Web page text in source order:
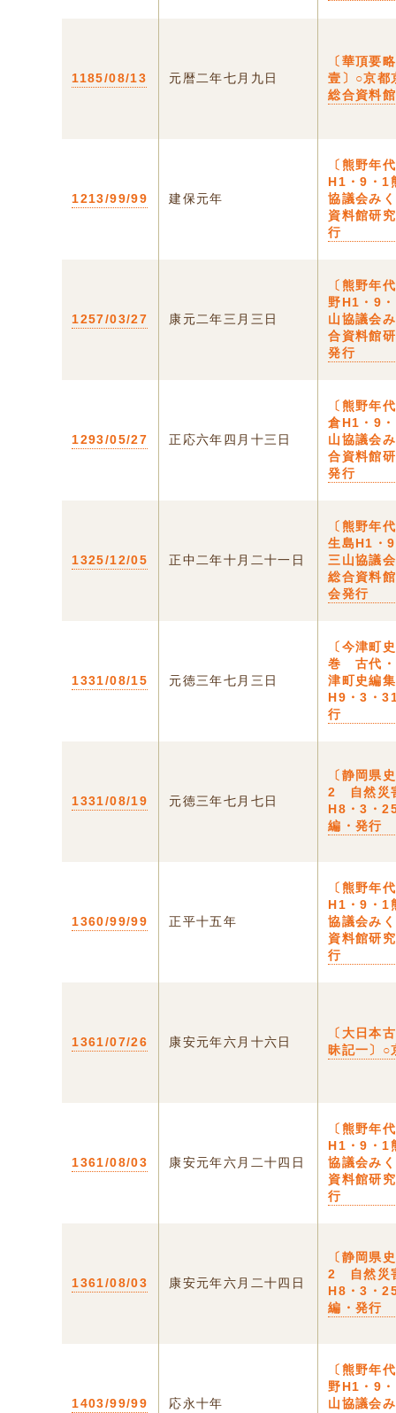
1185/08/13 元暦二年七月九日
〔華頂要
壹〕○京都
総合資料
1213/99/99 建保元年
〔熊野年
H1・9・1
協議会み
資料館研
行
1257/03/27 康元二年三月三日
〔熊野年
野H1・9
山協議会
合資料館
発行
1293/05/27 正応六年四月十三日
〔熊野年
倉H1・9
山協議会
合資料館
発行
1325/12/05 正中二年十月二十一日
〔熊野年
生島H1・
三山協議
総合資料
会発行
1331/08/15 元徳三年七月三日
〔今津町
巻 古代・
津町史編
H9・3・
行
1331/08/19 元徳三年七月七日
〔静岡県
2 自然災
H8・3・
編・発行
1360/99/99 正平十五年
〔熊野年
H1・9・1
協議会み
資料館研
行
1361/07/26 康安元年六月十六日
〔大日本
昧記一〕○
1361/08/03 康安元年六月二十四日
〔熊野年
H1・9・1
協議会み
資料館研
行
1361/08/03 康安元年六月二十四日
〔静岡県
2 自然災
H8・3・
編・発行
1403/99/99 応永十年
〔熊野年
野H1・9
山協議会